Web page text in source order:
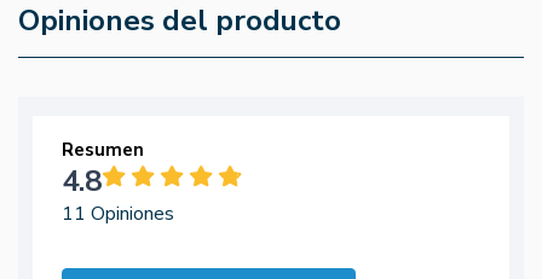
Opiniones del producto
Resumen
4.8
11 Opiniones